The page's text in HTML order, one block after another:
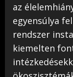
az
egyensúlya
rendszer
kiemelten